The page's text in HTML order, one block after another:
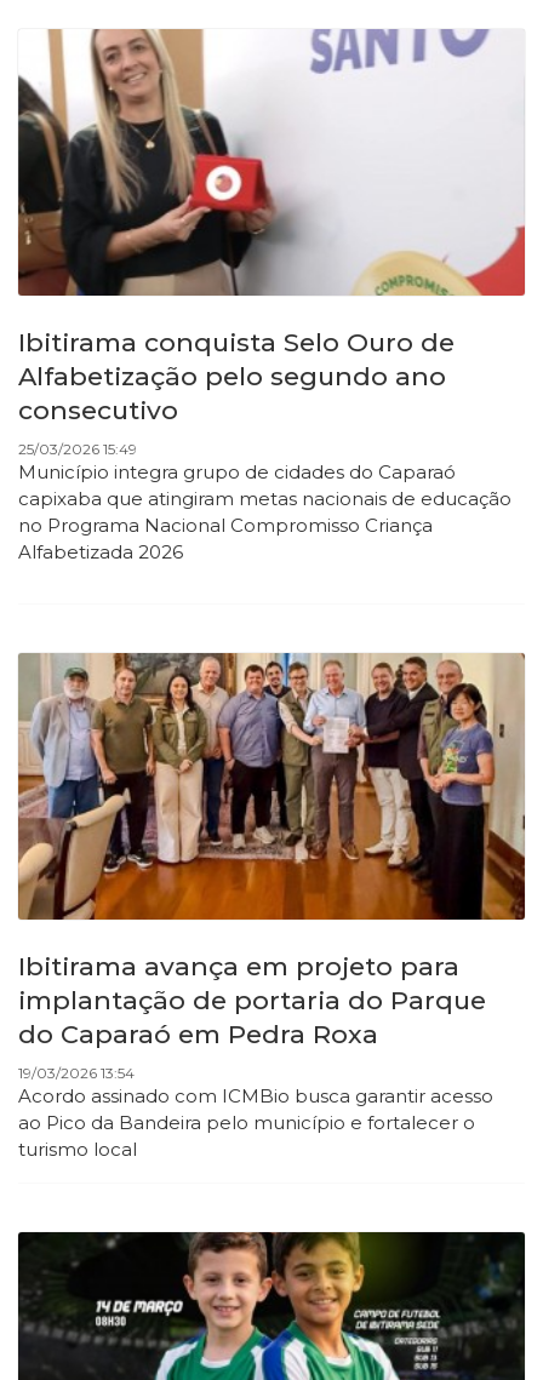
Ibitirama conquista Selo Ouro de
Alfabetização pelo segundo ano
consecutivo
25/03/2026 15:49
Município integra grupo de cidades do Caparaó
capixaba que atingiram metas nacionais de educação
no Programa Nacional Compromisso Criança
Alfabetizada 2026
Ibitirama avança em projeto para
implantação de portaria do Parque
do Caparaó em Pedra Roxa
19/03/2026 13:54
Acordo assinado com ICMBio busca garantir acesso
ao Pico da Bandeira pelo município e fortalecer o
turismo local